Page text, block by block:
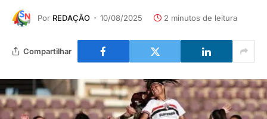
Por REDAÇÃO 10/08/2025 2 minutos de leitura
Compartilhar